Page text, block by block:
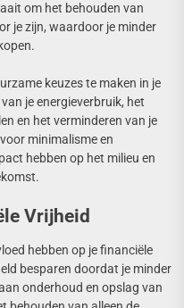
om het behouden van
je zijn, waardoor je minder
keuzes te maken in je
je energieverbruik, het
en het verminderen van je
minimalisme en
hebben op het milieu en
Vrijheid
hebben op je financiële
besparen doordat je minder
onderhoud en opslag van